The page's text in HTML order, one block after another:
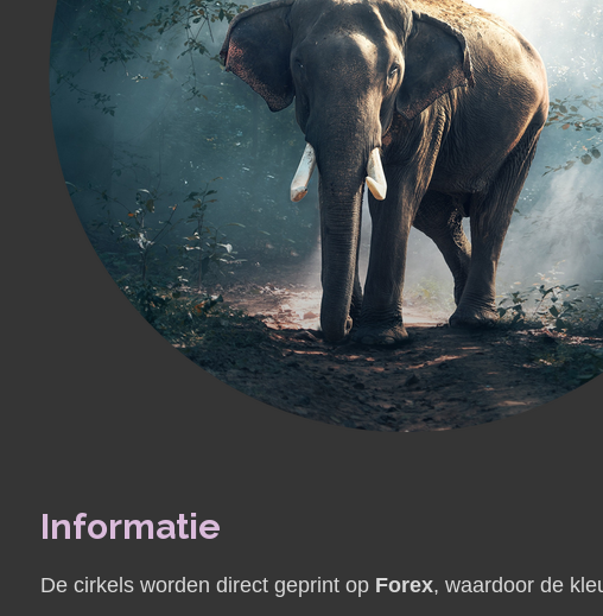
Informatie
De cirkels worden direct geprint op Forex, waardoor de